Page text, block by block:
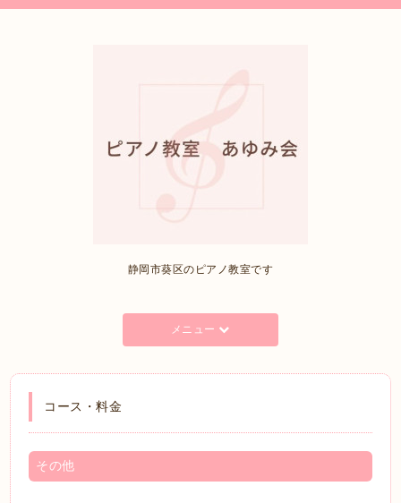
静岡市葵区のピアノ教室です
メニュー
コース・料金
その他